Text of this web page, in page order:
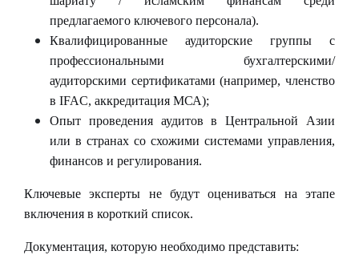
предлагаемого ключевого персонала).
Квалифицированные аудиторские группы с
профессиональными бухгалтерскими/
аудиторскими сертификатами (например, членство
в IFAC, аккредитация МСА);
Опыт проведения аудитов в Центральной Азии
или в странах со схожими системами управления,
финансов и регулирования.
Ключевые эксперты не будут оцениваться на этапе
включения в короткий список.
Документация, которую необходимо представить: